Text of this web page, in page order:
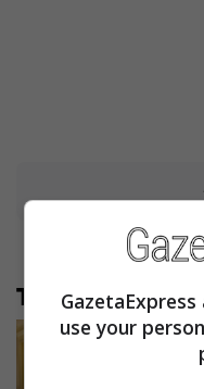
Të tjera nga
use your